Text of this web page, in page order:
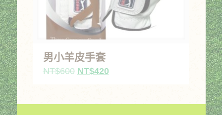
男小羊皮手套
NT$600 原
格：
NT$420目
格：